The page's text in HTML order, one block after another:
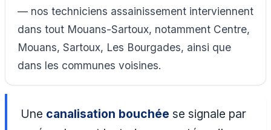
— nos techniciens assainissement interviennent
dans tout Mouans-Sartoux, notamment Centre,
Mouans, Sartoux, Les Bourgades, ainsi que
dans les communes voisines.
Une canalisation bouchée se signale par